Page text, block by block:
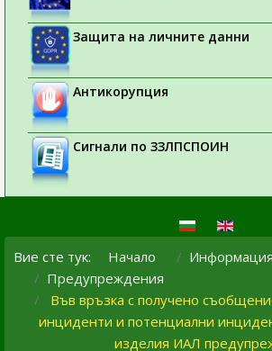
Защита на личните данни
Антикорупция
Сигнали по ЗЗЛПСПОИН
Вие сте тук: Начало
Предупреждения
Във връзка с получено
инциденти и потенциални
изделия ИАЛ